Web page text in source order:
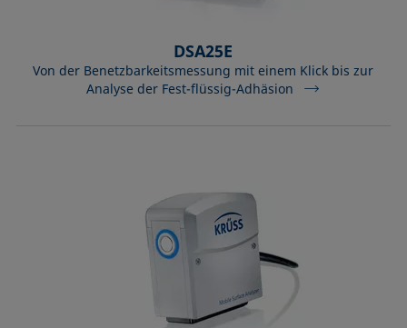
DSA25E
Von der Benetzbarkeitsmessung mit einem Klick bis zur
Analyse der Fest-flüssig-Adhäsion